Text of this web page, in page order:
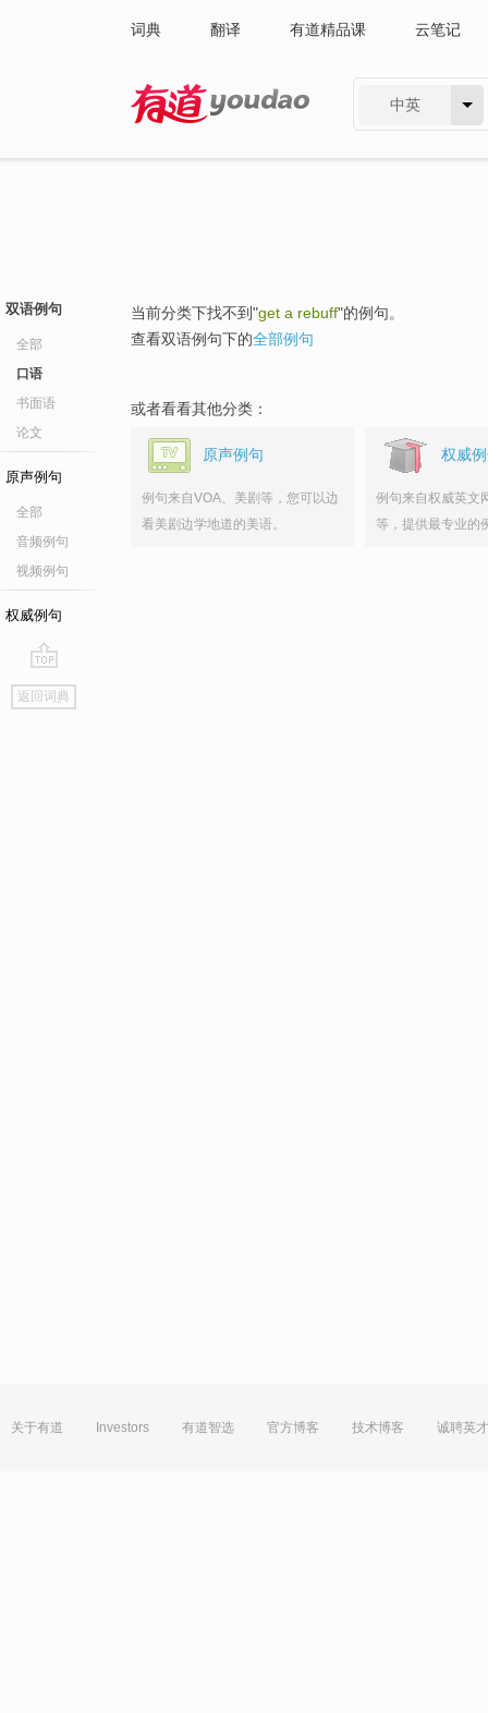
词典 翻译 有道精品课 云笔记
中英
双语例句
全部
口语
书面语
论文
原声例句
全部
音频例句
视频例句
权威例句
go
top
返回词典
当前分类下找不到"get a rebuff"的例句。
查看双语例句下的全部例句
或者看看其他分类：
原声例句
例句来自VOA、美剧等，您可以边
看美剧边学地道的美语。
权威
例句来自权威英文
等，提供最专业的
关于有道 Investors 有道智选 官方博客 技术博客 诚聘英才